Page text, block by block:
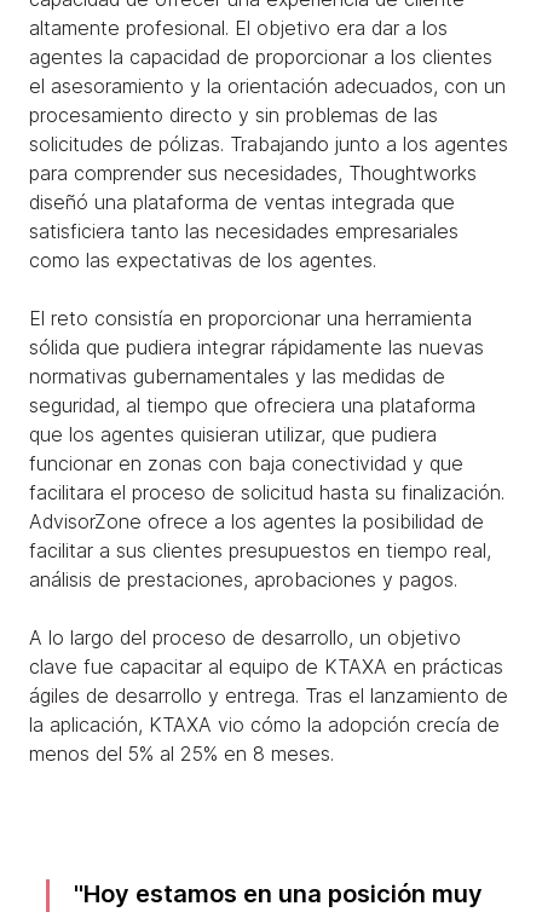
altamente profesional. El objetivo era dar a los
agentes la capacidad de proporcionar a los clientes
el asesoramiento y la orientación adecuados, con un
procesamiento directo y sin problemas de las
solicitudes de pólizas. Trabajando junto a los agentes
para comprender sus necesidades, Thoughtworks
diseñó una plataforma de ventas integrada que
satisficiera tanto las necesidades empresariales
como las expectativas de los agentes.
El reto consistía en proporcionar una herramienta
sólida que pudiera integrar rápidamente las nuevas
normativas gubernamentales y las medidas de
seguridad, al tiempo que ofreciera una plataforma
que los agentes quisieran utilizar, que pudiera
funcionar en zonas con baja conectividad y que
facilitara el proceso de solicitud hasta su finalización.
AdvisorZone ofrece a los agentes la posibilidad de
facilitar a sus clientes presupuestos en tiempo real,
análisis de prestaciones, aprobaciones y pagos.
A lo largo del proceso de desarrollo, un objetivo
clave fue capacitar al equipo de KTAXA en prácticas
ágiles de desarrollo y entrega. Tras el lanzamiento de
la aplicación, KTAXA vio cómo la adopción crecía de
menos del 5% al 25% en 8 meses.
Hoy estamos en una posición muy